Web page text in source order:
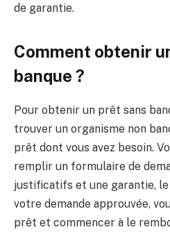
de garantie.
Comment obtenir
banque ?
Pour obtenir un prêt sans
trouver un organisme non
prêt dont vous avez besoin.
remplir un formulaire de
justificatifs et une garantie, le
votre demande approuvée,
prêt et commencer à le